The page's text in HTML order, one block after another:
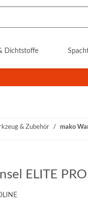
Dichtstoffe
& Zubehör mako
ELITE